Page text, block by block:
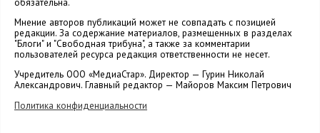
обязательна.
Мнение авторов публикаций может не совпадать с позицией
редакции. За содержание материалов, размещенных в разделах
"Блоги" и "Свободная трибуна", а также за комментарии
пользователей ресурса редакция ответственности не несет.
Учредитель ООО «МедиаСтар». Директор — Гурин Николай
Александрович. Главный редактор — Майоров Максим Петрович
Политика конфиденциальности